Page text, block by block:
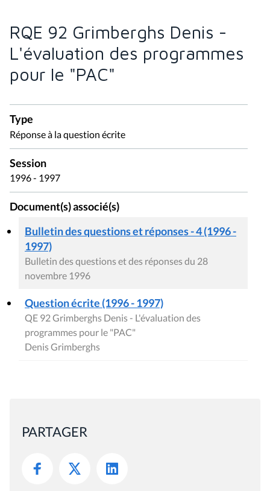
RQE 92 Grimberghs Denis -
L'évaluation des programmes
pour le "PAC"
Type
Réponse à la question écrite
Session
1996 - 1997
Document(s) associé(s)
Bulletin des questions et réponses - 4 (1996 -
1997)
Bulletin des questions et des réponses du 28
novembre 1996
Question écrite (1996 - 1997)
QE 92 Grimberghs Denis - L'évaluation des
programmes pour le "PAC"
Denis Grimberghs
PARTAGER